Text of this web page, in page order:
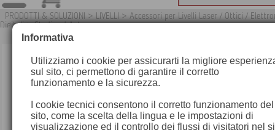
PRODOTTI & SOLUZIONI > LIVELLI > Accessori per Livelli Laser / Ottici /
Digitali>Stadie ed Aste
Informativa
Utilizziamo i cookie per assicurarti la migliore
sul sito, ci permettono di garantire il corretto
funzionamento e la sicurezza.
I cookie tecnici consentono il corretto funzionamento del
sito, come la scelta della lingua e le impostazioni di
visualizzazione ed il controllo dei flussi di visitatori nel